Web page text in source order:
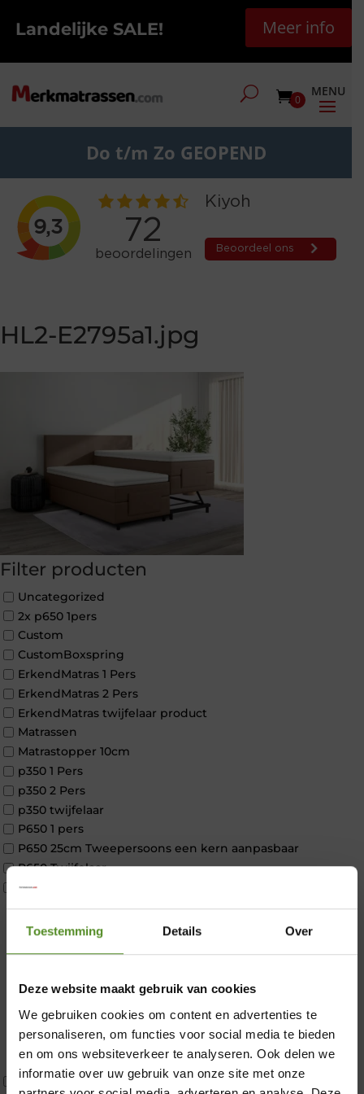
Toestemming Details Over
Deze website maakt gebruik van cookies
We gebruiken cookies om content en advertenties te
personaliseren, om functies voor social media te bieden
en om ons websiteverkeer te analyseren. Ook delen we
informatie over uw gebruik van onze site met onze
Landelijke SALE! Meer info
0
Do t/m Zo GEOPEND
HL2-E2795a1.jpg
Filter producten
Uncategorized
2x p650 1pers
Custom
CustomBoxspring
ErkendMatras 1 Pers
ErkendMatras 2 Pers
ErkendMatras twijfelaar product
Matrassen
Matrastopper 10cm
p350 1 Pers
p350 2 Pers
p350 twijfelaar
P650 1 pers
P650 25cm Tweepersoons een kern aanpasbaar
P650 Twijfelaar
Toppers
Maatvoering
1 persoon
Twijfelaar
Koudschuim
Latex
Traagschuim
Tweepersoons 1 kern
×